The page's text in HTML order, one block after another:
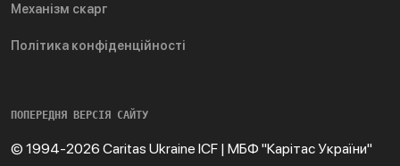
Механізм скарг
Політика конфіденційності
ПОПЕРЕДНЯ ВЕРСІЯ САЙТУ
© 1994-2026 Caritas Ukraine ICF | МБФ "Карітас України"